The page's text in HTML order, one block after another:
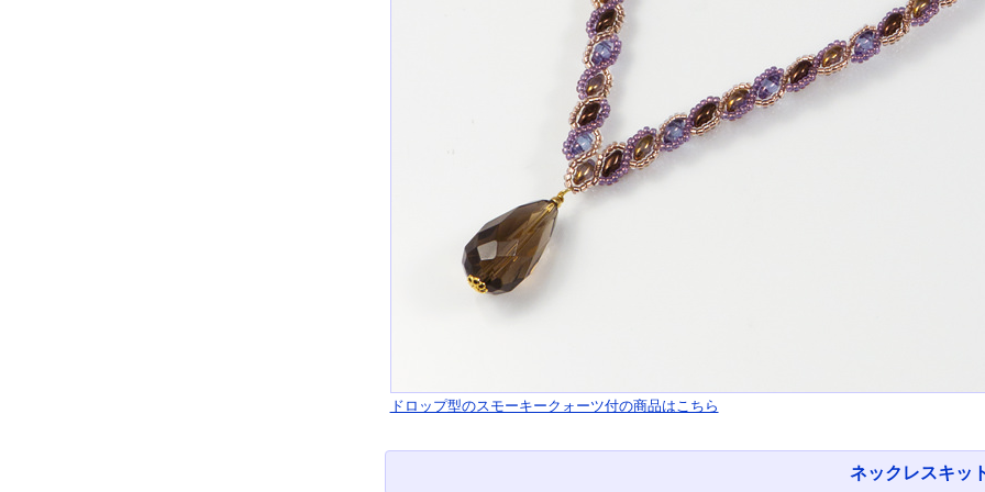
ドロップ型のスモーキークォーツ付の商品はこちら
ネックレスキッ